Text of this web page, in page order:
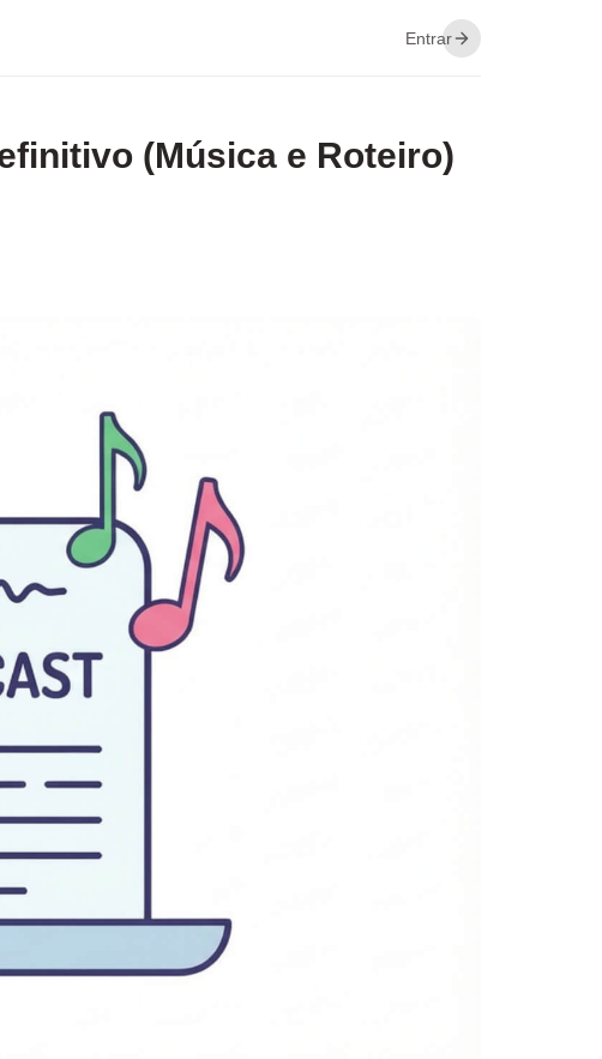
Entrar
(Música e Roteiro)